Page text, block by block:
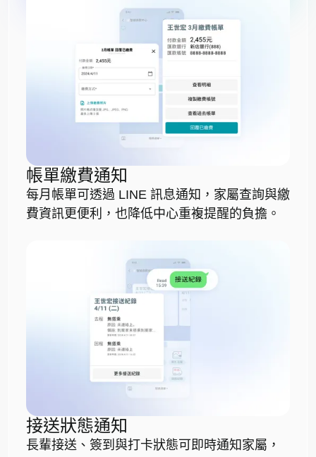
帳單繳費通知
每月帳單可透過 LINE 訊息通知，家屬查詢與繳
費資訊更便利，也降低中心重複提醒的負擔。
接送狀態通知
長輩接送、簽到與打卡狀態可即時通知家屬，